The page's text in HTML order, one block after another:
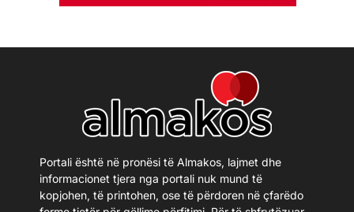
Portali është në pronësi të Almakos, lajmet dhe
informacionet tjera nga portali nuk mund të
kopjohen, të printohen, ose të përdoren në çfarëdo